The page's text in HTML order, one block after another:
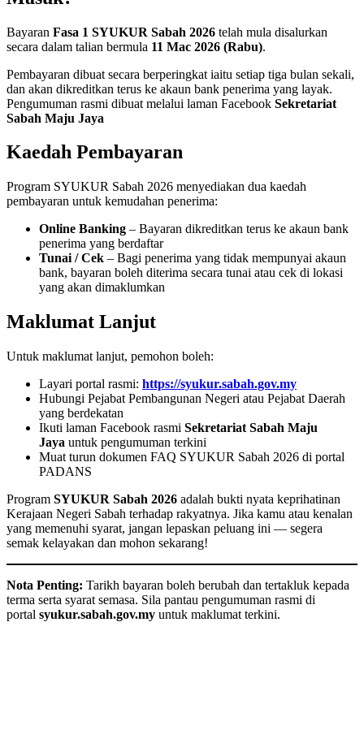
Bayaran Fasa 1 SYUKUR Sabah 2026 telah mula disalurkan
secara dalam talian bermula 11 Mac 2026 (Rabu).
Pembayaran dibuat secara berperingkat iaitu setiap tiga bulan sekali,
dan akan dikreditkan terus ke akaun bank penerima yang layak.
Pengumuman rasmi dibuat melalui laman Facebook Sekretariat
Sabah Maju Jaya
Kaedah Pembayaran
Program SYUKUR Sabah 2026 menyediakan dua kaedah
pembayaran untuk kemudahan penerima:
Online Banking – Bayaran dikreditkan terus ke akaun bank
penerima yang berdaftar
Tunai / Cek – Bagi penerima yang tidak mempunyai akaun
bank, bayaran boleh diterima secara tunai atau cek di lokasi
yang akan dimaklumkan
Maklumat Lanjut
Untuk maklumat lanjut, pemohon boleh:
Layari portal rasmi: https://syukur.sabah.gov.my
Hubungi Pejabat Pembangunan Negeri atau Pejabat Daerah
yang berdekatan
Ikuti laman Facebook rasmi Sekretariat Sabah Maju
Jaya untuk pengumuman terkini
Muat turun dokumen FAQ SYUKUR Sabah 2026 di portal
PADANS
Program SYUKUR Sabah 2026 adalah bukti nyata keprihatinan
Kerajaan Negeri Sabah terhadap rakyatnya. Jika kamu atau kenalan
yang memenuhi syarat, jangan lepaskan peluang ini — segera
semak kelayakan dan mohon sekarang!
Nota Penting: Tarikh bayaran boleh berubah dan tertakluk kepada
terma serta syarat semasa. Sila pantau pengumuman rasmi di
portal syukur.sabah.gov.my untuk maklumat terkini.